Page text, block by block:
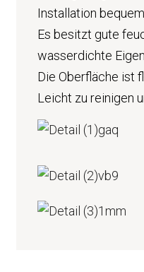
Installation bequem
Es besitzt gute
wasserdichte
Die Oberfläche ist
Leicht zu reinigen